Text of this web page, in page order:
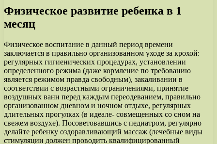
Физическое развитие ребенка в 1
месяц
Физическое воспитание в данный период времени
заключается в правильно организованном уходе за крохой:
регулярных гигиенических процедурах, установлении
определенного режима (даже кормление по требованию
является режимом правда свободным), закаливании в
соответствии с возрастными ограничениями, принятие
воздушных ванн перед каждым переодеванием, правильно
организованном дневном и ночном отдыхе, регулярных
длительных прогулках (в идеале- совмещенных со сном на
свежем воздухе). Посоветовавшись с педиатром, регулярно
делайте ребенку оздоравливающий массаж (лечебные виды
стимуляции должен проводить квалифицированный